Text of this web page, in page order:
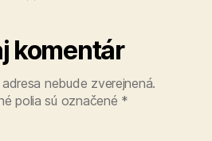
komentár
nebude zverejnená.
polia sú označené *